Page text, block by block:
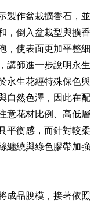
製作盆栽擴香石，並
，倒入盆栽型與擴香
，使表面更加平整細
講師進一步說明永生
永生花經特殊保色與
自然色澤，因此在配
意花材比例、高低層
平衡感，而針對較柔
纏繞與綠色膠帶加強
成品脫模，接著依照